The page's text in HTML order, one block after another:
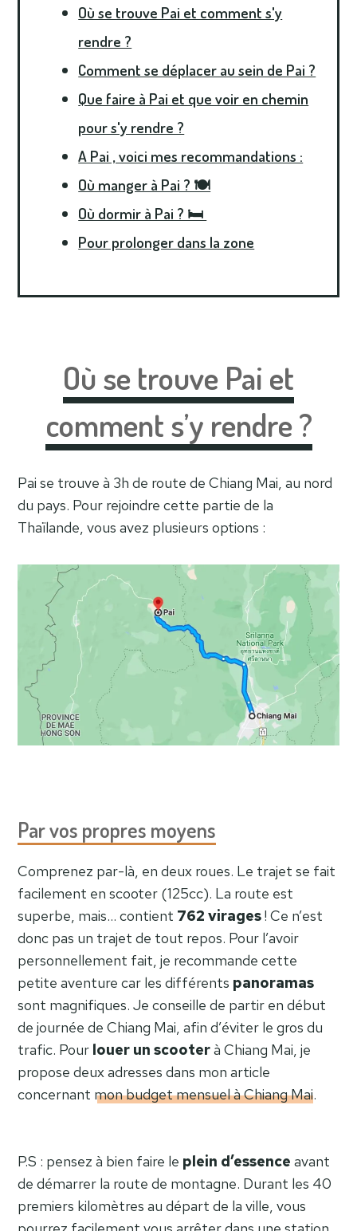
Où se trouve Pai et comment s'y
rendre ?
Comment se déplacer au sein de Pai ?
Que faire à Pai et que voir en chemin
pour s'y rendre ?
A Pai , voici mes recommandations :
Où manger à Pai ? 🍽️
Où dormir à Pai ? 🛏️
Pour prolonger dans la zone
Où se trouve Pai et
comment s’y rendre ?
Pai se trouve à 3h de route de Chiang Mai, au nord
du pays. Pour rejoindre cette partie de la
Thaïlande, vous avez plusieurs options :
Par vos propres moyens
Comprenez par-là, en deux roues. Le trajet se fait
facilement en scooter (125cc). La route est
superbe, mais… contient 762 virages! Ce n’est
donc pas un trajet de tout repos. Pour l’avoir
personnellement fait, je recommande cette
petite aventure car les différents panoramas
sont magnifiques. Je conseille de partir en début
de journée de Chiang Mai, afin d’éviter le gros du
trafic. Pour louer un scooterà Chiang Mai, je
propose deux adresses dans mon article
concernant mon budget mensuel à Chiang Mai.
P.S : pensez à bien faire le plein d’essence avant
de démarrer la route de montagne. Durant les 40
premiers kilomètres au départ de la ville, vous